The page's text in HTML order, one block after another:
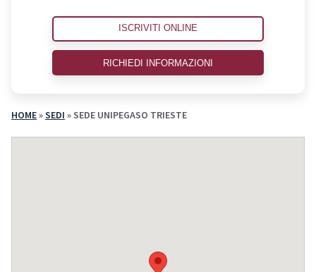
HOME»SEDI »SEDE UNIPEGASO TRIESTE
ISCRIVITI ONLINE
RICHIEDI INFORMAZIONI